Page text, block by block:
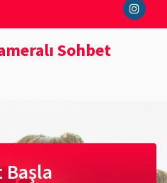
Sohbet
Başla